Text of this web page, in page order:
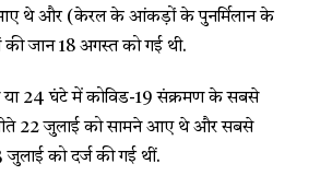
थे और (केरल के आंकड़ों के पुनर्मिलान के
की जान 18 अगस्त को गई थी.
या 24 घंटे में कोविड-19 संक्रमण के सबसे
22 जुलाई को सामने आए थे और सबसे
को दर्ज की गई थीं.